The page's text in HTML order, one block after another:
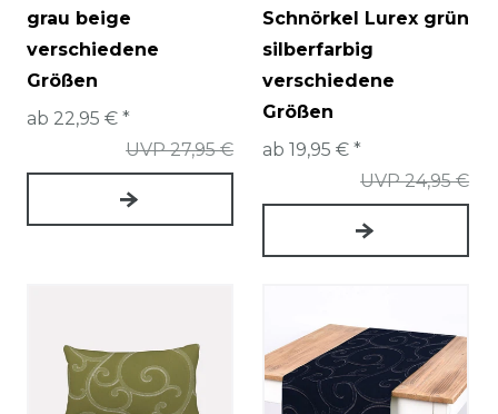
grau beige
verschiedene
Größen
UVP 27,95 €
ab 22,95 € *
Schnörkel Lurex grün
silberfarbig
verschiedene
Größen
UVP 24,95 €
ab 19,95 € *